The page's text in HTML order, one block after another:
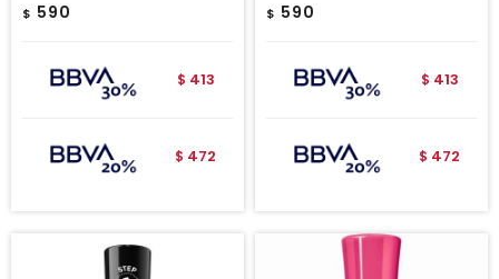
$ 590
$ 413
$ 472
$ 590
$ 413
$ 472